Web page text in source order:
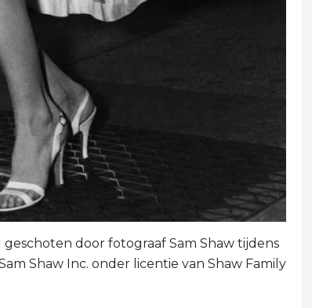
door fotograaf Sam Shaw tijdens
Shaw Inc. onder licentie van Shaw Family